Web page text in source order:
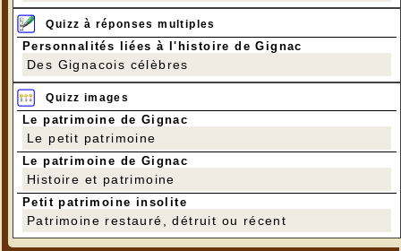
Quizz à réponses multiples
Personnalités liées à l'histoire de Gignac
Des Gignacois célèbres
Quizz images
Le patrimoine de Gignac
Le petit patrimoine
Le patrimoine de Gignac
Histoire et patrimoine
Petit patrimoine insolite
Patrimoine restauré, détruit ou récent